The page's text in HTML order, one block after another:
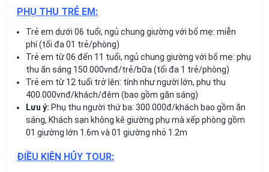
PHỤ THU TRẺ EM:
Trẻ em dưới 06 tuổi, ngủ chung giường với bố mẹ: miễn
phí (tối đa 01 trẻ/phòng)
Trẻ em từ 06 đến 11 tuổi, ngủ chung giường với bố mẹ: phụ
thu ăn sáng 150.000vnđ/trẻ/bữa (tối đa 1 trẻ/phòng)
Trẻ em từ 12 tuổi trở lên: tính như người lớn, phụ thu
400.000vnđ/khách/đêm (bao gồm găn sáng)
Lưu ý: Phụ thu người thứ ba: 300.000đ/khách bao gồm ăn
sáng, Khách sạn không kê giường phụ mà xếp phòng gồm
01 giường lớn 1.6m và 01 giường nhỏ 1.2m
ĐIỀU KIỆN HỦY TOUR: